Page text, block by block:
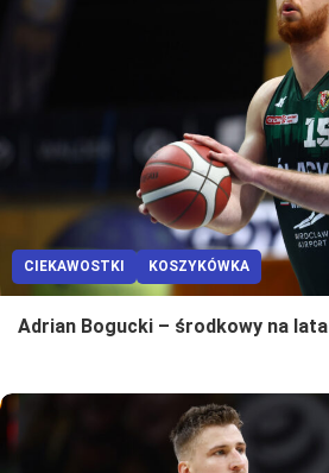
CIEKAWOSTKI KOSZYKÓWKA
Adrian Bogucki – środkowy na lata